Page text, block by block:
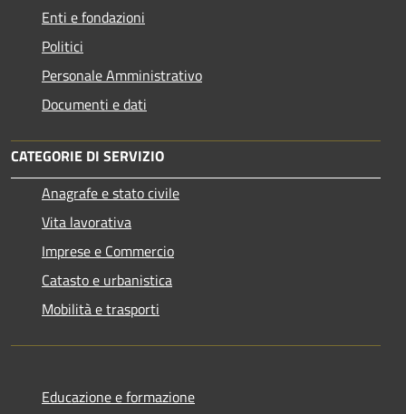
Enti e fondazioni
Politici
Personale Amministrativo
Documenti e dati
CATEGORIE DI SERVIZIO
Anagrafe e stato civile
Vita lavorativa
Imprese e Commercio
Catasto e urbanistica
Mobilità e trasporti
Educazione e formazione